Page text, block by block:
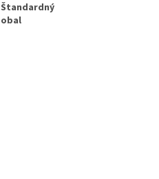
Štandardný
obal